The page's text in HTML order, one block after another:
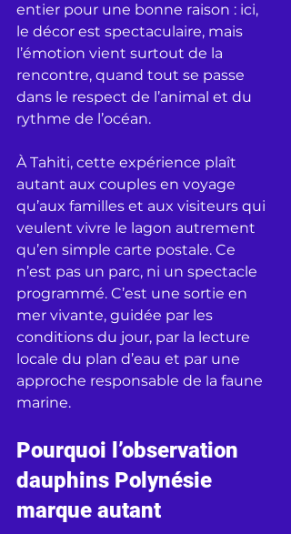
entier pour une bonne raison : ici,
le décor est spectaculaire, mais
l’émotion vient surtout de la
rencontre, quand tout se passe
dans le respect de l’animal et du
rythme de l’océan.
À Tahiti, cette expérience plaît
autant aux couples en voyage
qu’aux familles et aux visiteurs qui
veulent vivre le lagon autrement
qu’en simple carte postale. Ce
n’est pas un parc, ni un spectacle
programmé. C’est une sortie en
mer vivante, guidée par les
conditions du jour, par la lecture
locale du plan d’eau et par une
approche responsable de la faune
marine.
Pourquoi l’observation
dauphins Polynésie
marque autant